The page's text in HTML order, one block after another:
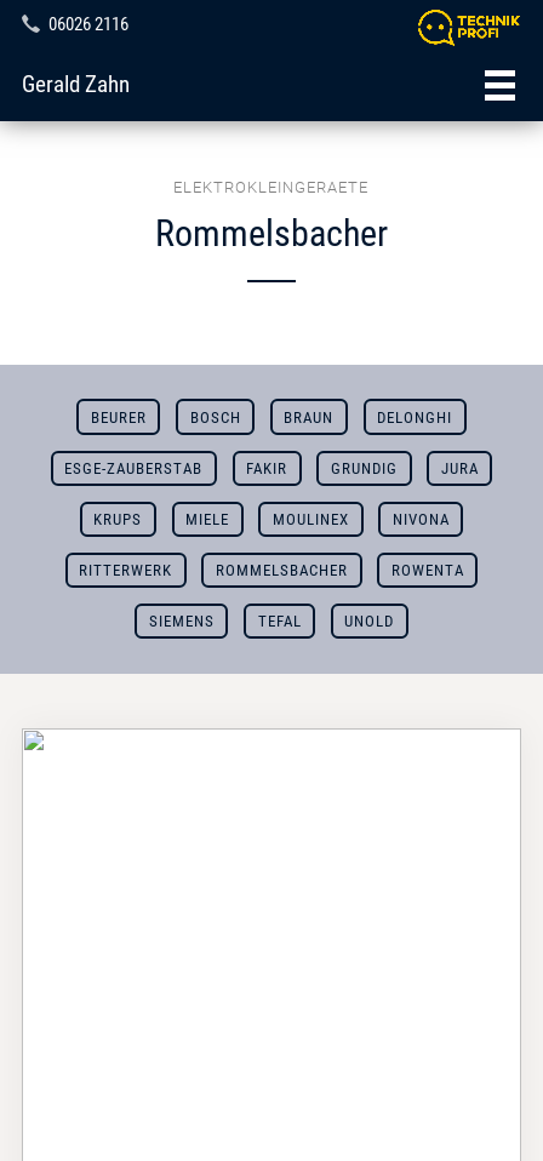
06026 2116
Gerald Zahn
ELEKTROKLEINGERAETE
Rommelsbacher
BEURER BOSCH BRAUN DELONGHI
ESGE-ZAUBERSTAB FAKIR GRUNDIG JURA
KRUPS MIELE MOULINEX NIVONA
RITTERWERK ROMMELSBACHER ROWENTA
SIEMENS TEFAL UNOLD